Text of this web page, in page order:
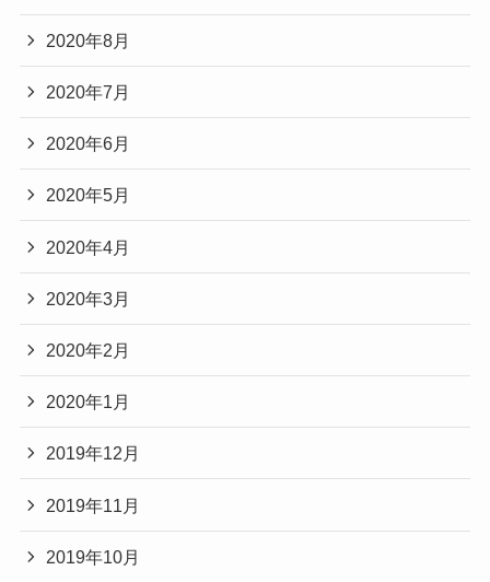
2020年8月
2020年7月
2020年6月
2020年5月
2020年4月
2020年3月
2020年2月
2020年1月
2019年12月
2019年11月
2019年10月